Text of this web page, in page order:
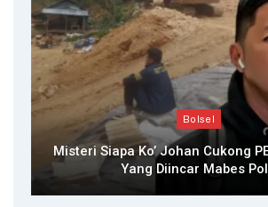
Bolsel
Misteri Siapa Ko’ Johan Cukong
Yang Diincar Mabes